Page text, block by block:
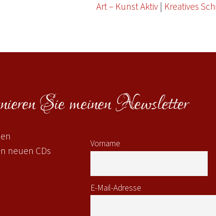
Art – Kunst Aktiv | Kreatives
Sie meinen Newsletter
neuen CDs
Vorname
E-Mail-Adresse